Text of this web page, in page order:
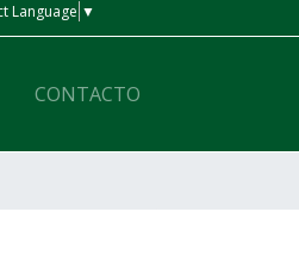
Real| Compra: 1.100 Gs. | Venta: 1.170
Language ▼
CONTACTO